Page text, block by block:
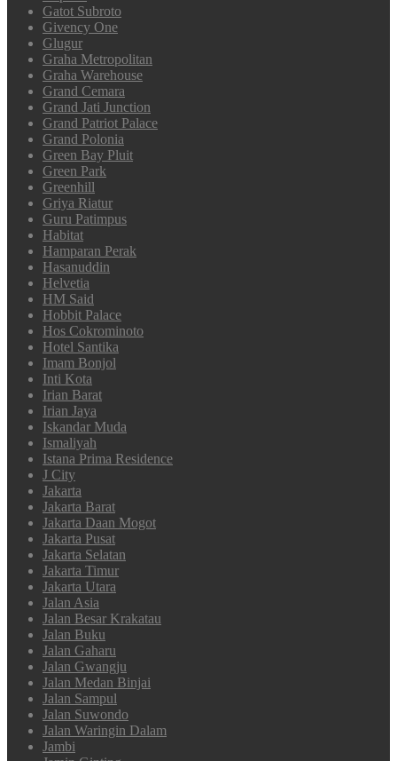
Gatot Subroto
Givency One
Glugur
Graha Metropolitan
Graha Warehouse
Grand Cemara
Grand Jati Junction
Grand Patriot Palace
Grand Polonia
Green Bay Pluit
Green Park
Greenhill
Griya Riatur
Guru Patimpus
Habitat
Hamparan Perak
Hasanuddin
Helvetia
HM Said
Hobbit Palace
Hos Cokrominoto
Hotel Santika
Imam Bonjol
Inti Kota
Irian Barat
Irian Jaya
Iskandar Muda
Ismaliyah
Istana Prima Residence
J City
Jakarta
Jakarta Barat
Jakarta Daan Mogot
Jakarta Pusat
Jakarta Selatan
Jakarta Timur
Jakarta Utara
Jalan Asia
Jalan Besar Krakatau
Jalan Buku
Jalan Gaharu
Jalan Gwangju
Jalan Medan Binjai
Jalan Sampul
Jalan Suwondo
Jalan Waringin Dalam
Jambi